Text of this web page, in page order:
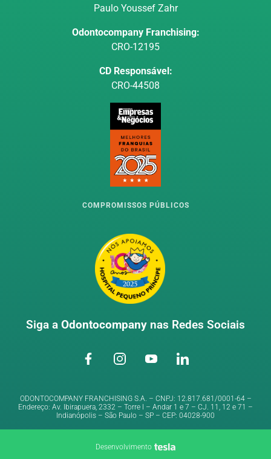
Paulo Youssef Zahr
Odontocompany Franchising:
CRO-12195
CD Responsável:
CRO-44508
COMPROMISSOS PÚBLICOS
Siga a Odontocompany nas Redes Sociais
ODONTOCOMPANY FRANCHISING S.A. – CNPJ: 12.817.681/0001-64 –
Endereço: Av. Ibirapuera, 2332 – Torre I – Andar 1 e 7 – CJ. 11, 12 e 71 –
Indianópolis – São Paulo – SP – CEP: 04028-900
Desenvolvimento